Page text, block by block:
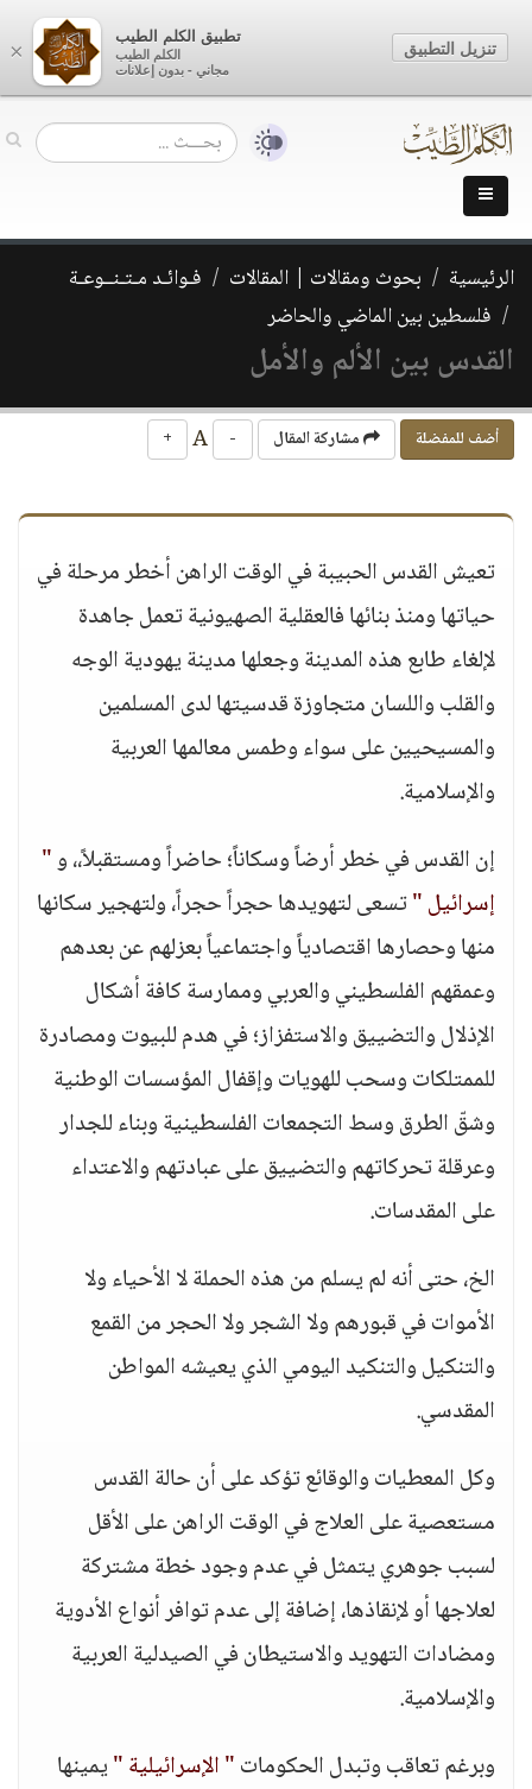
الرئيسية بحوث ومقالات | المقالات
فـوائـد مـتـنــوعـة
فلسطين بين الماضي والحاضر
القدس بين الألم والأمل
أضف للمفضلة مشاركة المقال -
+
تعيش القدس الحبيبة في الوقت الراهن أخطر مرحلة في
حياتها ومنذ بنائها فالعقلية الصهيونية تعمل جاهدة
لإلغاء طابع هذه المدينة وجعلها مدينة يهودية الوجه
والقلب واللسان متجاوزة قدسيتها لدى المسلمين
والمسيحيين على سواء وطمس معالمها العربية
والإسلامية.
إن القدس في خطر أرضاً وسكاناً؛ حاضراً ومستقبلاً،، و"
إسرائيل "تسعى لتهويدها حجراً حجراً، ولتهجير سكانها
منها وحصارها اقتصادياً واجتماعياً بعزلهم عن بعدهم
وعمقهم الفلسطيني والعربي وممارسة كافة أشكال
الإذلال والتضييق والاستفزاز؛ في هدم للبيوت ومصادرة
للممتلكات وسحب للهويات وإقفال المؤسسات الوطنية
وشقّ الطرق وسط التجمعات الفلسطينية وبناء للجدار
وعرقلة تحركاتهم والتضييق على عبادتهم والاعتداء
على المقدسات.
الخ، حتى أنه لم يسلم من هذه الحملة لا الأحياء ولا
الأموات في قبورهم ولا الشجر ولا الحجر من القمع
والتنكيل والتنكيد اليومي الذي يعيشه المواطن
المقدسي.
وكل المعطيات والوقائع تؤكد على أن حالة القدس
مستعصية على العلاج في الوقت الراهن على الأقل
لسبب جوهري يتمثل في عدم وجود خطة مشتركة
لعلاجها أو لإنقاذها، إضافة إلى عدم توافر أنواع الأدوية
ومضادات التهويد والاستيطان في الصيدلية العربية
والإسلامية.
وبرغم تعاقب وتبدل الحكومات" الإسرائيلية "يمينها
×
تطبيق الكلم الطيب
الكلم الطيب
مجاني - بدون إعلانات
تنزيل التطبيق